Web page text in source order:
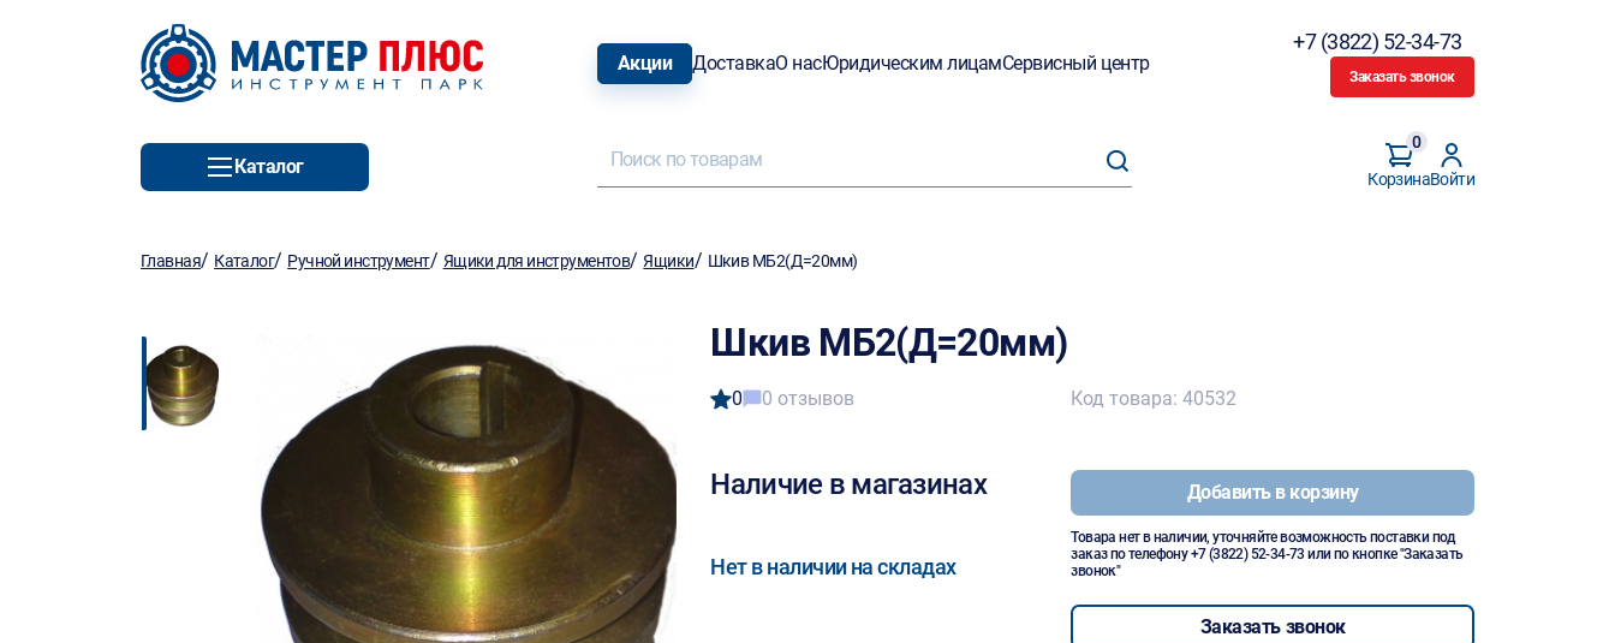
Акции ДоставкаО насЮридическим лицамСервисный центр
+7 (3822) 52-34-73
Заказать звонок
Каталог
Корзина
0
Войти
Главная/ Каталог/ Ручной инструмент/ Ящики для инструментов/Ящики/ Шкив МБ2(Д=20мм)
Шкив МБ2(Д=20мм)
0 0 отзывов
Наличие в магазинах
Нет в наличии на складах
Код товара: 40532
Добавить в корзину
Товара нет в наличии, уточняйте возможность поставки под
заказ по телефону+7 (3822) 52-34-73 или по кнопке "Заказать
звонок"
Заказать звонок